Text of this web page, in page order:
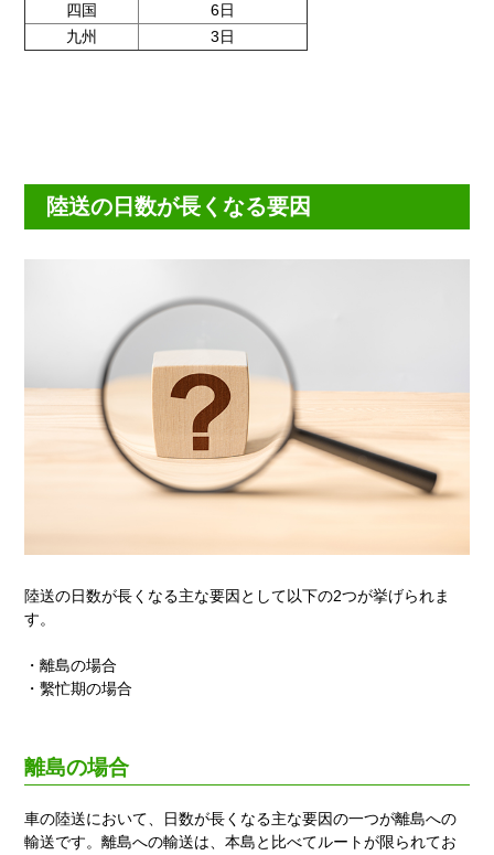
四国
6日
九州
3日
陸送の日数が長くなる要因
陸送の日数が長くなる主な要因として以下の2つが挙げられま
す。
・離島の場合
・繫忙期の場合
離島の場合
車の陸送において、日数が長くなる主な要因の一つが離島への
輸送です。離島への輸送は、本島と比べてルートが限られてお